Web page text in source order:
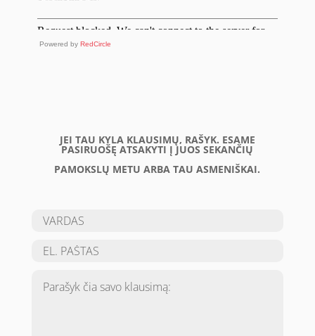
Powered by RedCircle
JEI TAU KYLA KLAUSIMŲ, RAŠYK. ESAME
PASIRUOŠĘ ATSAKYTI Į JUOS SEKANČIŲ
PAMOKSLŲ METU ARBA TAU ASMENIŠKAI.